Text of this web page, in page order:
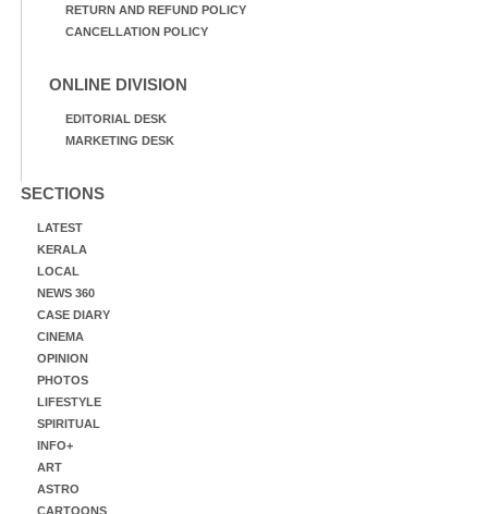
RETURN AND REFUND POLICY
CANCELLATION POLICY
ONLINE DIVISION
EDITORIAL DESK
MARKETING DESK
SECTIONS
LATEST
KERALA
LOCAL
NEWS 360
CASE DIARY
CINEMA
OPINION
PHOTOS
LIFESTYLE
SPIRITUAL
INFO+
ART
ASTRO
CARTOONS